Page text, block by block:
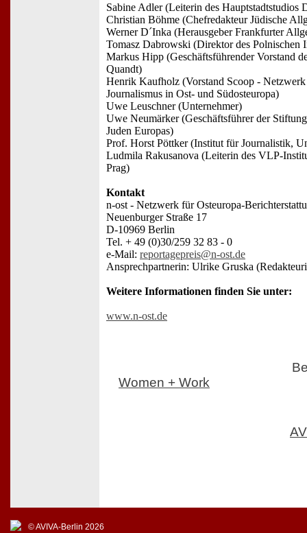
Sabine Adler (Leiterin des Hauptstadtstudios
Christian Böhme (Chefredakteur Jüdische
Werner D´Inka (Herausgeber Frankfurter
Tomasz Dabrowski (Direktor des Polnischen
Markus Hipp (Geschäftsführender Vorstand
Quandt)
Henrik Kaufholz (Vorstand Scoop -
Journalismus in Ost- und Südosteuropa)
Uwe Leuschner (Unternehmer)
Uwe Neumärker (Geschäftsführer der
Juden Europas)
Prof. Horst Pöttker (Institut für Journalistik,
Ludmila Rakusanova (Leiterin des VLP-
Prag)
Kontakt
n-ost - Netzwerk für Osteuropa-
Neuenburger Straße 17
D-10969 Berlin
Tel. + 49 (0)30/259 32 83 - 0
e-Mail: reportagepreis@n-ost.de
Ansprechpartnerin: Ulrike Gruska
Weitere Informationen finden Sie unter:
www.n-ost.de
Women + Work
© AVIVA-Berlin 2026